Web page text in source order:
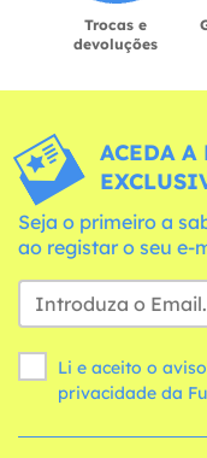
Trocas e
devoluções
ACEDA A
Seja o primeiro a
ao registar o seu e-
Li e aceito o
privacidade da